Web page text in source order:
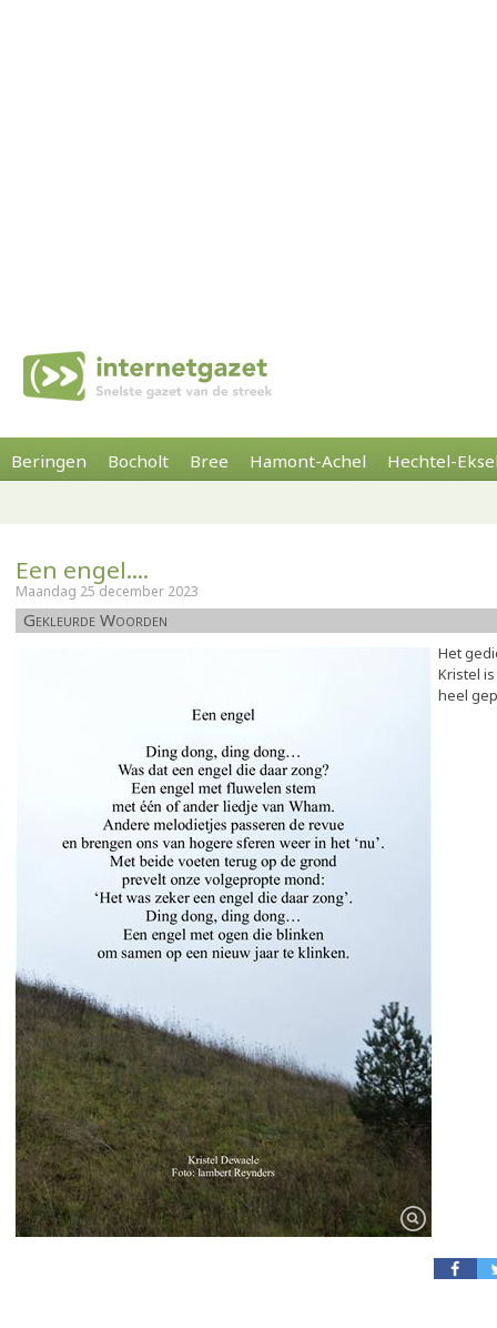
Beringen Bocholt Bree Hamont-Achel Hechtel-
Een engel....
Maandag 25 december 2023
Gekleurde Woorden
Het
Kristel
heel